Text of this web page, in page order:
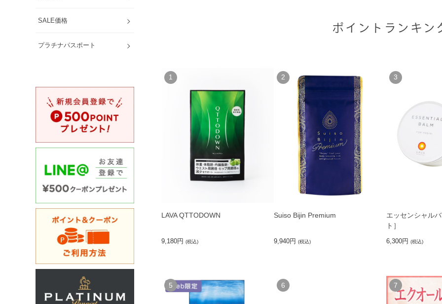
SALE価格
プラチナパスポート
ポイントランキン
1
LAVA QTTODOWN
9,180円 (税込)
2
Suiso Bijin Premium
9,940円 (税込)
3
エッセンシャル
ト］
6,300円 (税込)
5 6 7